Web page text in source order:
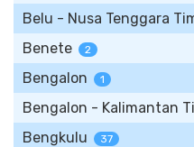
Belu - Nusa Tenggara
Benete 2
Bengalon 1
Bengalon - Kalimantan
Bengkulu 37